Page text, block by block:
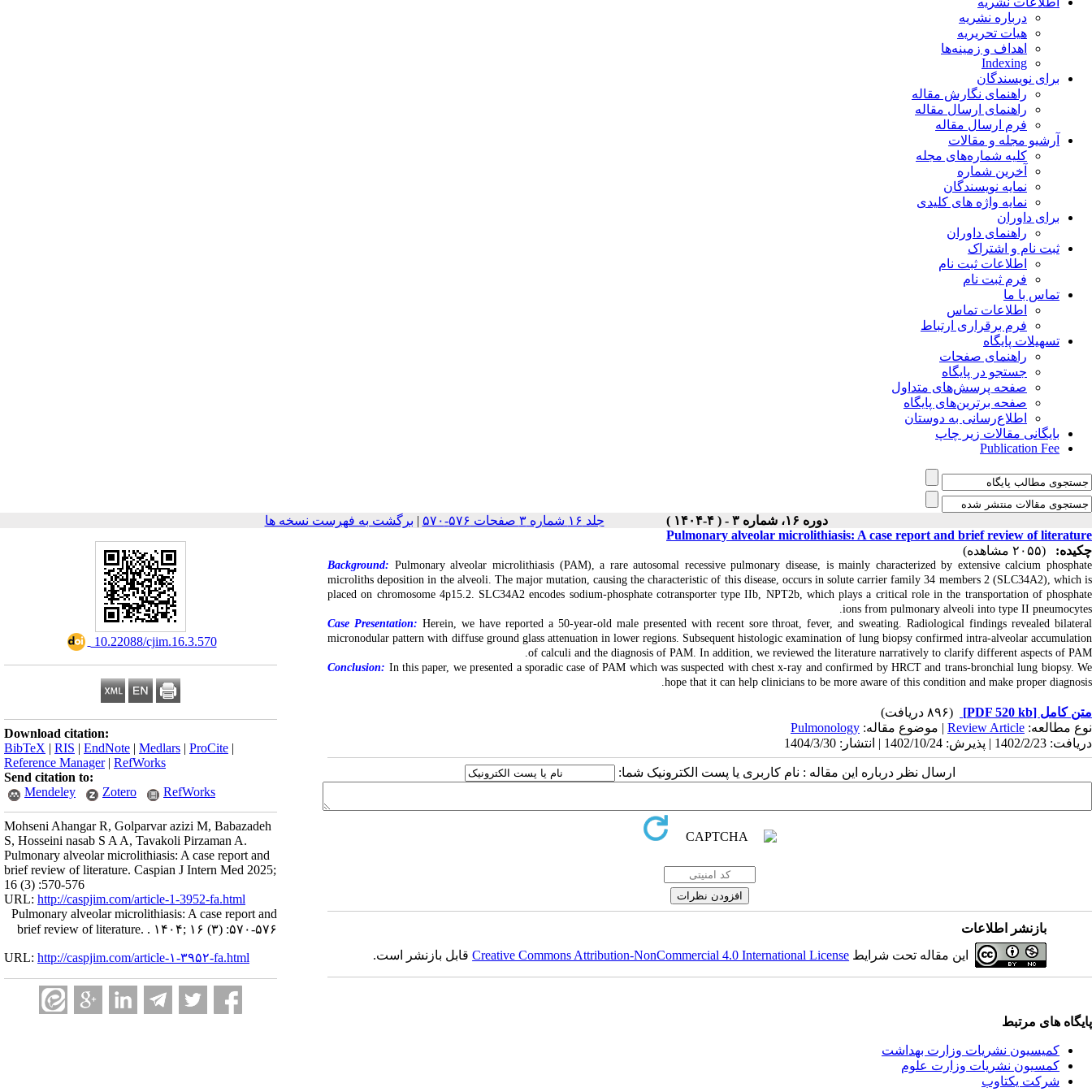
درباره نشریه
هیات تحریریه
اهداف و زمینه‌ها
Indexing
برای نویسندگان
راهنمای نگارش مقاله
راهنمای ارسال مقاله
فرم ارسال مقاله
آرشیو مجله و مقالات
کلیه شماره‌های مجله
آخرین شماره
نمایه نویسندگان
نمایه واژه های کلیدی
برای داوران
راهنمای داوران
ثبت نام و اشتراک
اطلاعات ثبت نام
فرم ثبت نام
تماس با ما
اطلاعات تماس
فرم برقراری ارتباط
تسهیلات پایگاه
راهنمای صفحات
جستجو در پایگاه
صفحه پرسش‌های متداول
صفحه برترین‌های پایگاه
اطلاع‌رسانی به دوستان
بایگانی مقالات زیر چاپ
Publication Fee
دوره ۱۶، شماره ۳ - ( ۴-۱۴۰۴ ) جلد ۱۶ شماره ۳ صفحات ۵۷۶-۵۷۰ | برگشت به فهرست نسخه ها
‎ 10.22088/cjim.16.3.570
Download citation:
BibTeX | RIS | EndNote | Medlars | ProCite |
Reference Manager| RefWorks
Send citation to:
Mendeley
Zotero RefWorks
Mohseni Ahangar R, Golparvar azizi M, Babazadeh
S, Hosseini nasab S A A, Tavakoli Pirzaman A.
Pulmonary alveolar microlithiasis: A case report and
brief review of literature. Caspian J Intern Med 2025;
16 (3) :570-576
URL: http://caspjim.com/article-1-3952-fa.html
Pulmonary alveolar microlithiasis: A case report and
brief review of literature. . ۱۴۰۴; ۱۶ (۳) :۵۷۰-۵۷۶
URL: http://caspjim.com/article-۱-۳۹۵۲-fa.html
Pulmonary alveolar microlithiasis: A case report and brief review of literature
چکیده:
(۲۰۵۵ مشاهده)
Background: Pulmonary alveolar microlithiasis (PAM), a rare autosomal recessive pulmonary disease, is mainly characterized by extensive calcium phosphate
microliths deposition in the alveoli. The major mutation, causing the characteristic of this disease, occurs in solute carrier family 34 members 2 (SLC34A2), which is
placed on chromosome 4p15.2. SLC34A2 encodes sodium-phosphate cotransporter type IIb, NPT2b, which plays a critical role in the transportation of phosphate
ions from pulmonary alveoli into type II pneumocytes.
Case Presentation: Herein, we have reported a 50-year-old male presented with recent sore throat, fever, and sweating. Radiological findings revealed bilateral
micronodular pattern with diffuse ground glass attenuation in lower regions. Subsequent histologic examination of lung biopsy confirmed intra-alveolar accumulation
of calculi and the diagnosis of PAM. In addition, we reviewed the literature narratively to clarify different aspects of PAM.
Conclusion: In this paper, we presented a sporadic case of PAM which was suspected with chest x-ray and confirmed by HRCT and trans-bronchial lung biopsy. We
hope that it can help clinicians to be more aware of this condition and make proper diagnosis.
متن کامل [PDF 520 kb]
(۸۹۶ دریافت)
نوع مطالعه: Review Article | موضوع مقاله: Pulmonology
دریافت: 1402/2/23 | پذیرش: 1402/10/24 | انتشار: 1404/3/30
ارسال نظر درباره این مقاله : نام کاربری یا پست الکترونیک شما:
بازنشر اطلاعات
این مقاله تحت شرایط Creative Commons Attribution-NonCommercial 4.0 International Licenseقابل بازنشر است.
پایگاه های مرتبط
کمیسیون نشریات وزارت بهداشت
کمسیون نشریات وزارت علوم
شرکت یکتاوب